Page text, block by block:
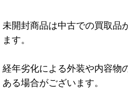
未開封商品は中古での買取品
ます。
経年劣化による外装や内容物
ある場合がございます。